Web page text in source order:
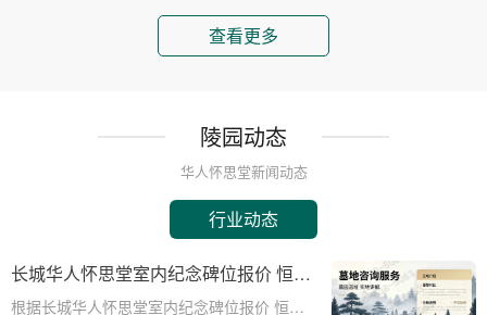
查看更多
陵园动态
华人怀思堂新闻动态
行业动态
长城华人怀思堂室内纪念碑位报价 恒温
寄存配套同步减免详解
根据长城华人怀思堂室内纪念碑位报价 恒温